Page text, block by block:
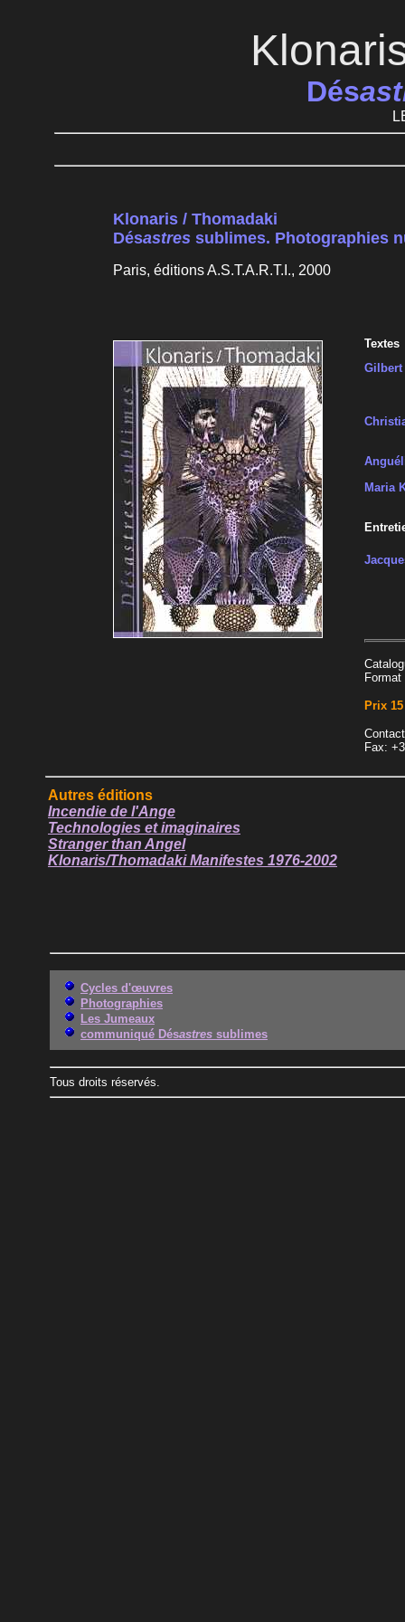
Dés
Klonaris / Thomadaki
Désastres sublimes. Photographies
Paris, éditions A.S.T.A.R.T.I., 2000
Textes
Gilbert
Maria
Prix
Fax:
Autres éditions
Incendie de l'Ange
Technologies et imaginaires
Stranger than Angel
Klonaris/Thomadaki Manifestes 1976-2002
Cycles d'œuvres
Photographies
Les Jumeaux
communiqué Désastres sublimes
Tous droits réservés.